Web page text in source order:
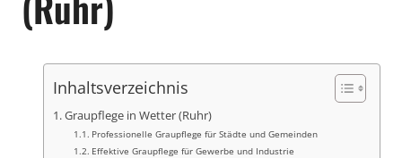
Inhaltsverzeichnis
Graupflege in Wetter (Ruhr)
Professionelle Graupflege für Städte und Gemeinden
Effektive Graupflege für Gewerbe und Industrie